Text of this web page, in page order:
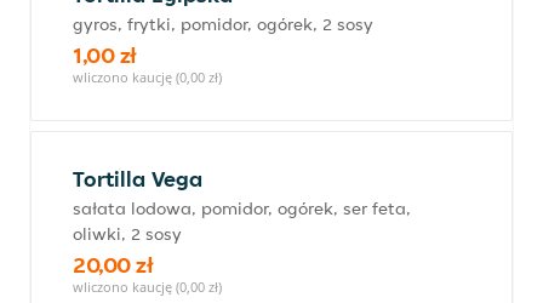
gyros, frytki, pomidor, ogórek, 2 sosy
1,00 zł
wliczono kaucję (0,00 zł)
Tortilla Vega
sałata lodowa, pomidor, ogórek, ser feta,
oliwki, 2 sosy
20,00 zł
wliczono kaucję (0,00 zł)